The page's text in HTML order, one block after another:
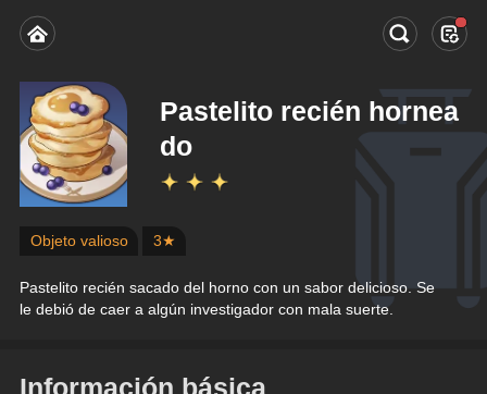
Pastelito recién hornea
do
Objeto valioso 3★
Pastelito recién sacado del horno con un sabor delicioso. Se
le debió de caer a algún investigador con mala suerte.
Información básica